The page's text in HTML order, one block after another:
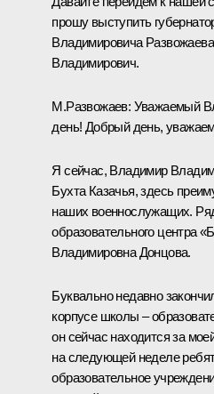
прошу выступить
Владимировича
Владимирович.
М.Развожаев: Уважаемый
день! Добрый день,
Я сейчас, Владимир
Бухта Казачья, здесь
наших военнослужащих.
образовательного центра
Владимировна Донцова.
Буквально недавно
корпусе школы –
он сейчас находится за
на следующей неделе
образовательное